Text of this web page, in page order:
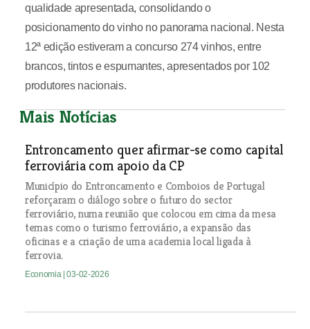
qualidade apresentada, consolidando o
posicionamento do vinho no panorama nacional. Nesta
12ª edição estiveram a concurso 274 vinhos, entre
brancos, tintos e espumantes, apresentados por 102
produtores nacionais.
Mais Notícias
Entroncamento quer afirmar-se como capital
ferroviária com apoio da CP
Município do Entroncamento e Comboios de Portugal
reforçaram o diálogo sobre o futuro do sector
ferroviário, numa reunião que colocou em cima da mesa
temas como o turismo ferroviário, a expansão das
oficinas e a criação de uma academia local ligada à
ferrovia.
Economia | 03-02-2026